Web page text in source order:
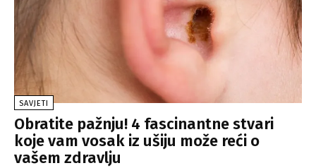
SAVJETI
Obratite pažnju! 4 fascinantne stvari
koje vam vosak iz ušiju može reći o
vašem zdravlju